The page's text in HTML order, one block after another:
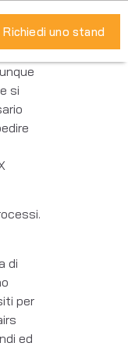
Richiedi uno stand
si
di
per
ed